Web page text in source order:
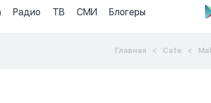
Радио ТВ СМИ Блогеры
Главная Cafe